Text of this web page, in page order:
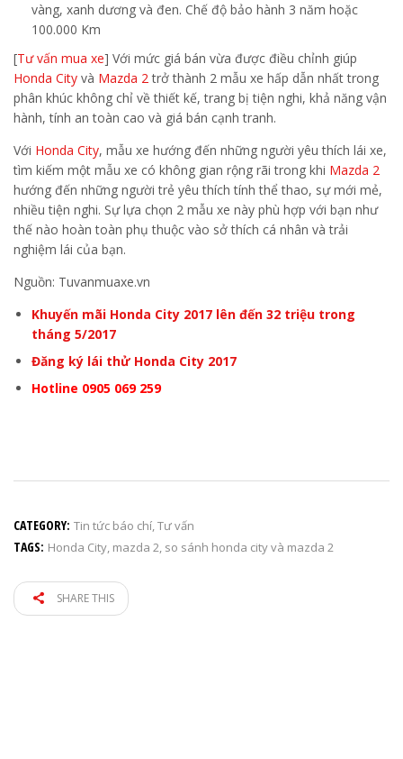
vàng, xanh dương và đen. Chế độ bảo hành 3 năm hoặc
100.000 Km
[Tư vấn mua xe] Với mức giá bán vừa được điều chỉnh giúp
Honda City và Mazda 2trở thành 2 mẫu xe hấp dẫn nhất trong
phân khúc không chỉ về thiết kế, trang bị tiện nghi, khả năng vận
hành, tính an toàn cao và giá bán cạnh tranh.
Với Honda City, mẫu xe hướng đến những người yêu thích lái xe,
tìm kiếm một mẫu xe có không gian rộng rãi trong khi Mazda 2
hướng đến những người trẻ yêu thích tính thể thao, sự mới mẻ,
nhiều tiện nghi. Sự lựa chọn 2 mẫu xe này phù hợp với bạn như
thế nào hoàn toàn phụ thuộc vào sở thích cá nhân và trải
nghiệm lái của bạn.
Nguồn: Tuvanmuaxe.vn
Khuyến mãi Honda City 2017 lên đến 32 triệu trong
tháng 5/2017
Đăng ký lái thử Honda City 2017
Hotline 0905 069 259
CATEGORY: Tin tức báo chí,Tư vấn
TAGS: Honda City, mazda 2, so sánh honda city và mazda 2
SHARE THIS